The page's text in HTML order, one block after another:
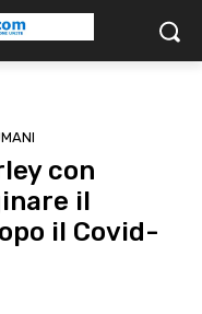
con
il
il Covid-